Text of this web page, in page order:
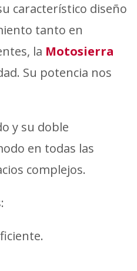
característico diseño
tanto en
la Motosierra
Su potencia nos
y su doble
en todas las
complejos.